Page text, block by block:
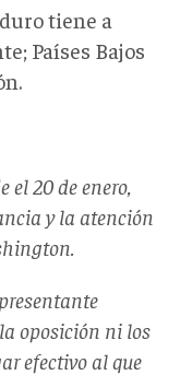
tiene a
Países Bajos
20 de enero,
y la atención
oposición ni los
efectivo al que